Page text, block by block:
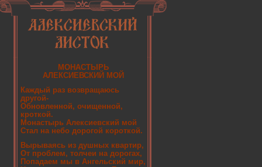
МОНАСТЫРЬ
АЛЕКСИЕВСКИЙ МОЙ
Каждый раз возвращаюсь
другой-
Обновленной, очищенной,
кроткой.
Монастырь Алексиевский мой
Стал на небо дорогой короткой.
Вырываясь из душных квартир,
От проблем, толчеи на дорогах,
Попадаем мы в Ангельский мир,